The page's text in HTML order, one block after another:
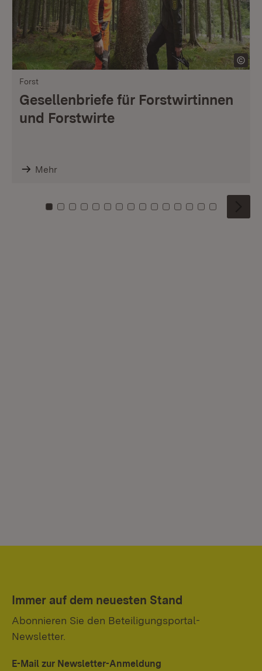
Forst
Gesellenbriefe für Forstwirtinnen
und Forstwirte
Mehr
Zu Kachel: 0
Zu Kachel: 1
Zu Kachel: 2
Zu Kachel: 3
Zu Kachel: 4
Zu Kachel: 5
Zu Kachel: 6
Zu Kachel: 7
Zu Kachel: 8
Zu Kachel: 9
Zu Kachel: 10
Zu Kachel: 11
Zu Kachel: 12
Zu Kachel:
Zu
Immer auf dem neuesten Stand
Abonnieren Sie den Beteiligungsportal-
Newsletter.
E-Mail zur Newsletter-Anmeldung